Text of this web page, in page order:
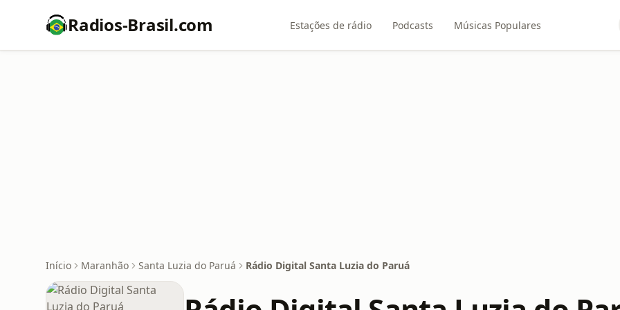
Radios-Brasil.com Estações de rádio Podcasts Músicas Populares
Início Maranhão Santa Luzia do Paruá Rádio Digital Santa Luzia do Paruá